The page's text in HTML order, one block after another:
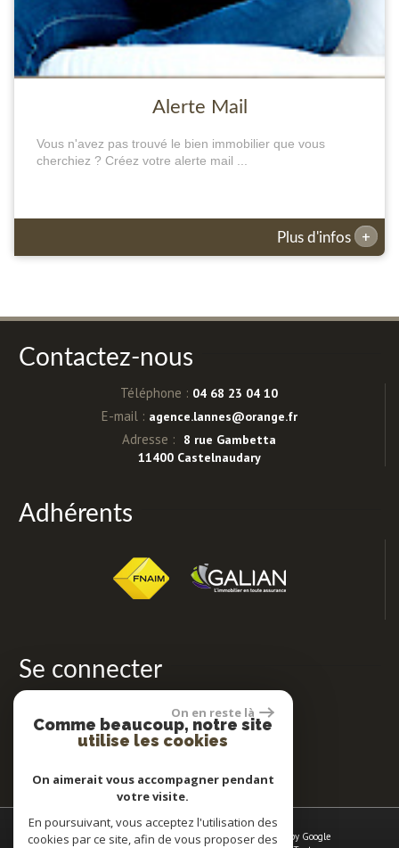
Alerte Mail
Vous n'avez pas trouvé le bien immobilier que vous
cherchiez ? Créez votre alerte mail ...
Plus d'infos +
Contactez-nous
Téléphone : 04 68 23 04 10
E-mail : agence.lannes@orange.fr
Adresse :
8 rue Gambetta
11400 Castelnaudary
Adhérents
Se connecter
Espace propriétaires
© 2026 | Tous droits réservés | Traduction powered by Google
On en reste là
Comme beaucoup, notre site
utilise les cookies
On aimerait vous accompagner pendant
votre visite.
En poursuivant, vous acceptez l'utilisation des
cookies par ce site, afin de vous proposer des